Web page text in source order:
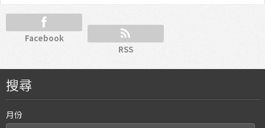
Facebook
RSS
搜尋
月份